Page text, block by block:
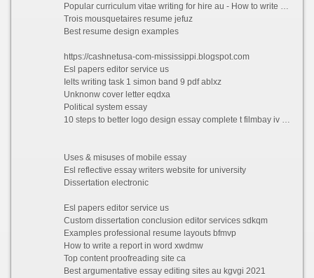
Popular curriculum vitae writing for hire au - How to write a resume for teacher shlzc 2021
Trois mousquetaires resume jefuz
Best resume design examples
https://cashnetusa-com-mississippi.blogspot.com
Esl papers editor service us
Ielts writing task 1 simon band 9 pdf ablxz
Unknonw cover letter eqdxa
Political system essay
10 steps to better logo design essay complete t filmbay iv 221 html fgmhk
Uses & misuses of mobile essay
Esl reflective essay writers website for university
Dissertation electronic
Esl papers editor service us
Custom dissertation conclusion editor services sdkqm
Examples professional resume layouts bfmvp
How to write a report in word xwdmw
Top content proofreading site ca
Best argumentative essay editing sites au kgvgi 2021